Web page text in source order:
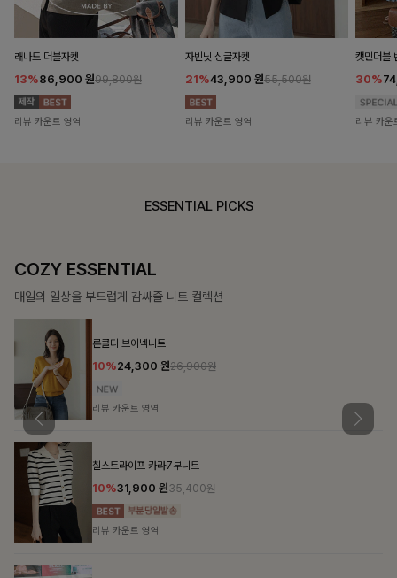
래나드 더블자켓
13%86,900 원99,800원
리뷰 카운트 영역
자빈닛 싱글자켓
21%43,900 원55,500원
리뷰 카운트 영역
캣민더블
30%
리뷰 카운
ESSENTIAL PICKS
COZY ESSENTIAL
매일의 일상을 부드럽게 감싸줄 니트 컬렉션
론클디 브이넥니트
10%24,300 원26,900원
리뷰 카운트 영역
칠스트라이프 카라7부니트
10%31,900 원35,400원
리뷰 카운트 영역